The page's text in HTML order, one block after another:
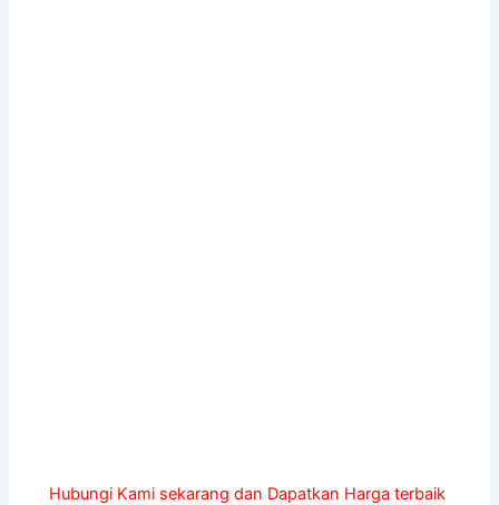
Hubungi Kami sekarang dan Dapatkan Harga terbaik